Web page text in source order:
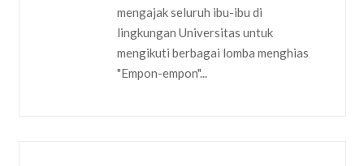
mengajak seluruh ibu-ibu di
lingkungan Universitas untuk
mengikuti berbagai lomba menghias
"Empon-empon"...